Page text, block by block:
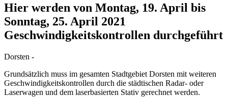
Hier werden von Montag, 19. April bis
Sonntag, 25. April 2021
Geschwindigkeitskontrollen durchgeführt
Dorsten -
Grundsätzlich muss im gesamten Stadtgebiet Dorsten mit weiteren
Geschwindigkeitskontrollen durch die städtischen Radar- oder
Laserwagen und dem laserbasierten Stativ gerechnet werden.